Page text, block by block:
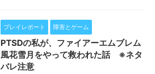
プレイレポート 障害とゲーム
PTSDの私が、ファイアーエムブレム
風花雪月をやって救われた話 ※ネタ
バレ注意